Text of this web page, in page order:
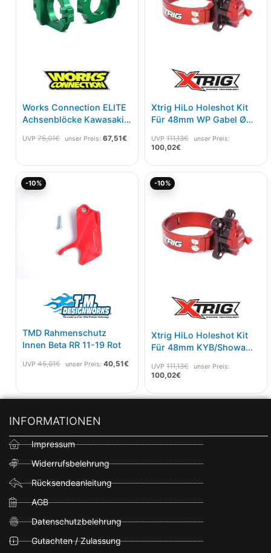
Works Connection ELITE
Achsenblöcke Kawasaki
UVP 75,01€ unser Preis: 67,51€
Xtrig HiLo Holeshot Kit
Für 48mm WP Gabel Ø
UVP 111,13€ unser Preis:
100,02€
-10%
TMD Rahmenschutz
Innen Beta RR 11-19 Rot
UVP 45,01€
45,01€
unser Preis: 40,51€
Aktueller
-10%
Xtrig HiLo Holeshot Kit
Für 48mm KYB/Showa
UVP 111,13€ unser Preis:
100,02€
INFORMATIONEN
Impressum
Widerrufsbelehrung
Rücksendeanleitung
AGB
Datenschutzbelehrung
Gutachten / Zulassung